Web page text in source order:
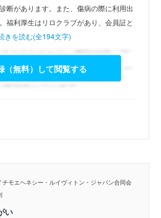
断があります。また、傷病の際に利用出
福利厚生はリロクラブがあり、会員証と
きを読む(全194文字)
（無料）して閲覧する
チモエヘネシー・ルイヴィトン・ジャパン合同会
い